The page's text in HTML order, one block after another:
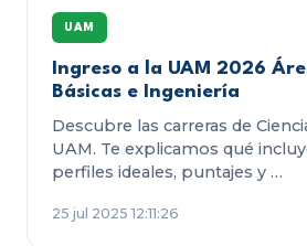
UAM
Ingreso a la UAM 2026
Básicas e Ingeniería
Descubre las carreras de
UAM. Te explicamos qué
perfiles ideales, puntajes y …
25 jul 2025 12:11:26